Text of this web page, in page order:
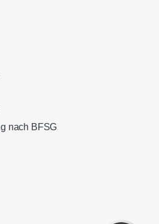
nach BFSG
Kundenbewertungen und Erfahrungen zu
32